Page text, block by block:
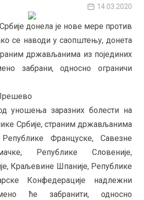
14.03.2020
донела је нове мере против
се наводи у саопштењу, донета
држављанима из појединих
забрани, односно ограничи
уношења заразних болести на
Србије, страним држављанима
Француске, Савезне
Републике Словеније,
Краљевине Шпаније, Републике
Конфедерације надлежни
ће забранити, односно